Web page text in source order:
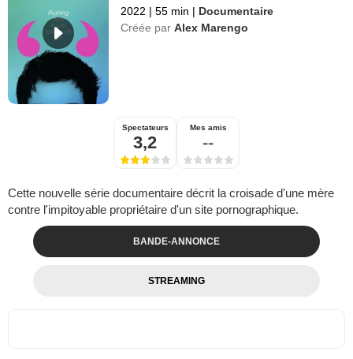
2022 | 55 min | Documentaire
Créée par Alex Marengo
Spectateurs
3,2
Mes amis
--
Cette nouvelle série documentaire décrit la croisade d'une mère
contre l'impitoyable propriétaire d'un site pornographique.
BANDE-ANNONCE
STREAMING